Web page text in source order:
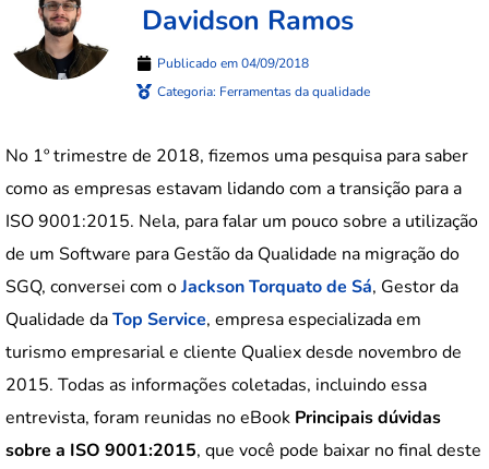
Davidson Ramos
Publicado em04/09/2018
Categoria: Ferramentas da qualidade
No 1º trimestre de 2018, fizemos uma pesquisa para saber
como as empresas estavam lidando com a transição para a
ISO 9001:2015. Nela, para falar um pouco sobre a utilização
de um Software para Gestão da Qualidade na migração do
SGQ, conversei com oJackson Torquato de Sá, Gestor da
Qualidade daTop Service, empresa especializada em
turismo empresarial e cliente Qualiex desde novembro de
2015. Todas as informações coletadas, incluindo essa
entrevista, foram reunidas no eBook Principais dúvidas
sobre a ISO 9001:2015, que você pode baixar no final deste